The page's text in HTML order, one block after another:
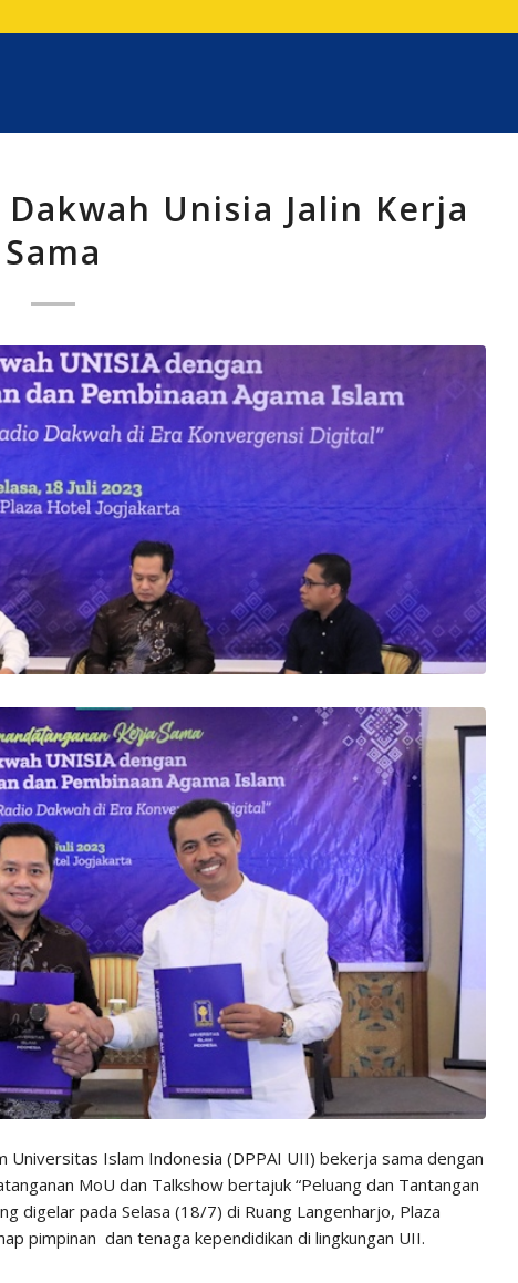
Unisia Jalin Kerja
Sama
Universitas Islam Indonesia (DPPAI UII) bekerja sama dengan
MoU dan Talkshow bertajuk “Peluang dan Tantangan
digelar pada Selasa (18/7) di Ruang Langenharjo, Plaza
pimpinan dan tenaga kependidikan di lingkungan UII.